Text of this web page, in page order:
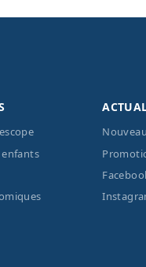
enfants